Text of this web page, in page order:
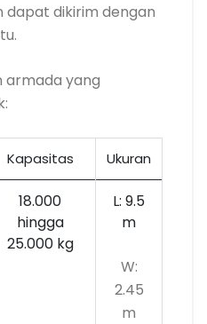
dapat dikirim dengan
armada yang
Kapasitas Ukuran
18.000
hingga
25.000 kg
L: 9.5
m
W:
2.45
m